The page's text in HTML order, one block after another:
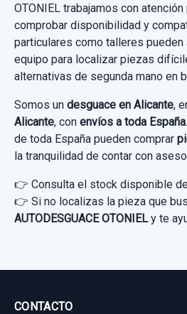
OTONIEL trabajamos con
comprobar disponibilidad y
particulares como talleres
equipo para localizar piezas
alternativas de segunda mano en
Somos un desguace en Alicante,
Alicante, con envíos a toda España
de toda España pueden comprar
la tranquilidad de contar con
👉 Consulta el stock disponible
👉 Si no localizas la pieza que
AUTODESGUACE OTONIELy te
CONTACTO